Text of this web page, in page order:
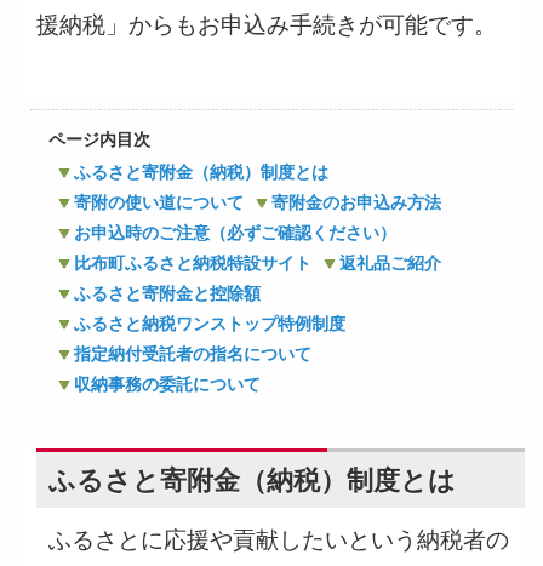
援納税」からもお申込み手続きが可能です。
ページ内目次
ふるさと寄附金（納税）制度とは
寄附の使い道について
寄附金のお申込み方法
お申込時のご注意（必ずご確認ください）
比布町ふるさと納税特設サイト
返礼品ご紹介
ふるさと寄附金と控除額
ふるさと納税ワンストップ特例制度
指定納付受託者の指名について
収納事務の委託について
ふるさと寄附金（納税）制度とは
ふるさとに応援や貢献したいという納税者の